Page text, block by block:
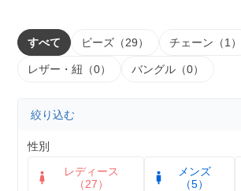
すべて ビーズ（29） チェーン（1）
レザー・紐（0） バングル（0）
絞り込む
性別
レディース
（27）
メンズ
（5）